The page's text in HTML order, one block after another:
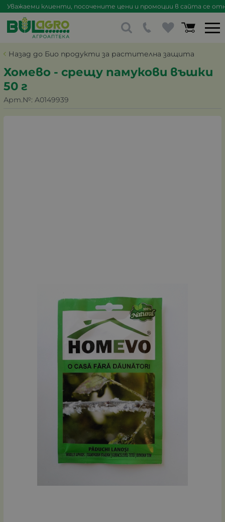
Уважаеми клиенти, посочените цени и промоции в сайта се
Назад до Био продукти за растителна защита
Хомево - срещу памукови въшки
50 г
Арт.№: A0149939